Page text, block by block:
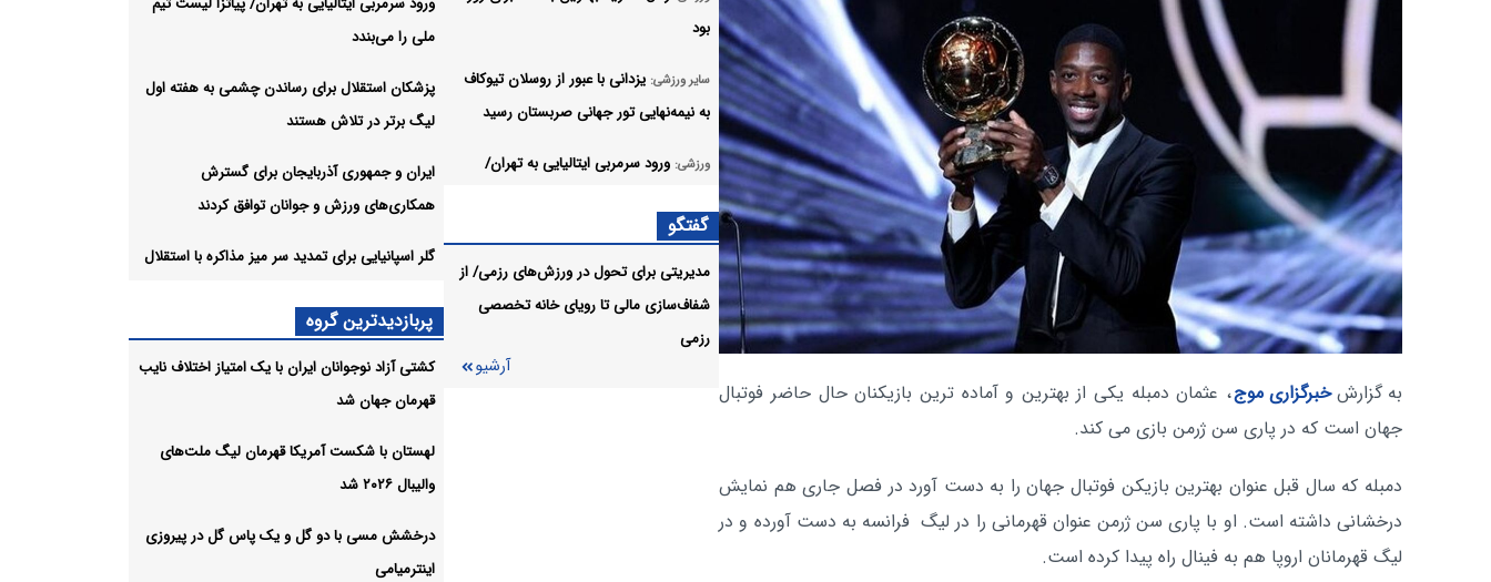
به گزارشخبرگزاری موج، عثمان دمبله یکی از بهترین و آماده ترین بازیکنان حال حاضر فوتبال
جهان است که در پاری سن ژرمن بازی می کند.
دمبله که سال قبل عنوان بهترین بازیکن فوتبال جهان را به دست آورد در فصل جاری هم نمایش
درخشانی داشته است. او با پاری سن ژرمن عنوان قهرمانی را در لیگ فرانسه به دست آورده و در
لیگ قهرمانان اروپا هم به فینال راه پیدا کرده است.
بود
سایر ورزشی: یزدانی با عبور از روسلان تیوکاف
به نیمه‌نهایی تور جهانی صربستان رسید
ورزشی: ورود سرمربی ایتالیایی به تهران/
ورزشی: پزشکان استقلال برای رساندن چشمی
به هفته اول لیگ برتر در تلاش هستند
ورزشی:
گسترش همکاری‌های ورزش و جوانان توافق
گفتگو
مدیریتی برای تحول در ورزش‌های رزمی/ از
شفاف‌سازی مالی تا رویای خانه تخصصی
رزمی
آرشیو
ملی را می‌بندد
پزشکان استقلال برای رساندن چشمی به هفته اول
لیگ برتر در تلاش هستند
ایران و جمهوری آذربایجان برای گسترش
همکاری‌های ورزش و جوانان توافق کردند
گلر اسپانیایی برای تمدید سر میز مذاکره با استقلال
پربازدیدترین گروه
کشتی آزاد نوجوانان ایران با یک امتیاز اختلاف نایب
قهرمان جهان شد
لهستان با شکست آمریکا قهرمان لیگ ملت‌های
والیبال ۲۰۲۶ شد
درخشش مسی با دو گل و یک پاس گل در پیروزی
اینترمیامی